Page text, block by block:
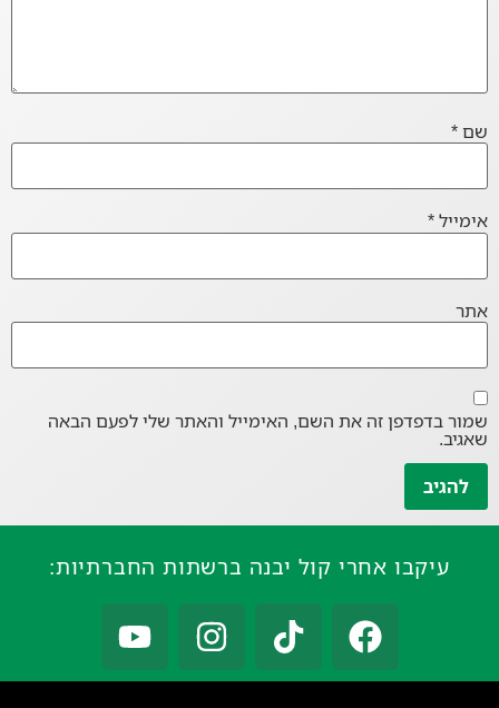
שם*
אימייל*
אתר
שמור בדפדפן זה את השם, האימייל והאתר שלי לפעם הבאה
שאגיב.
עיקבו אחרי קול יבנה ברשתות החברתיות: